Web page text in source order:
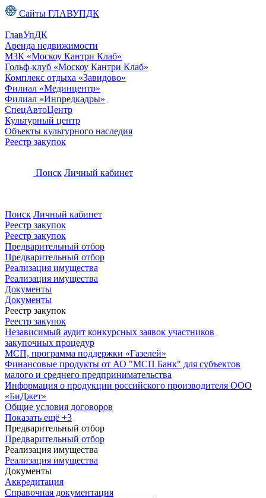
Сайты ГЛАВУПДК
ГлавУпДК
Аренда недвижимости
МЗК «Москоу Кантри Клаб»
Гольф-клуб «Москоу Кантри Клаб»
Комплекс отдыха «Завидово»
Филиал «Мединцентр»
Филиал «Инпредкадры»
СпецАвтоЦентр
Культурный центр
Объекты культурного наследия
Реестр закупок
Поиск Личный кабинет
Поиск Личный кабинет
Реестр закупок
Реестр закупок
Предварительный отбор
Предварительный отбор
Реализация имущества
Реализация имущества
Документы
Документы
Реестр закупок
Реестр закупок
Независимый аудит конкурсных заявок участников
закупочных процедур
МСП, программа поддержки «Газелей»
Финансовые продукты от АО "МСП Банк" для субъектов
малого и среднего предпринимательства
Информация о продукции российского производителя ООО
«БиДжет»
Общие условия договоров
Показать ещё +3
Предварительный отбор
Предварительный отбор
Реализация имущества
Реализация имущества
Документы
Аккредитация
Справочная документация